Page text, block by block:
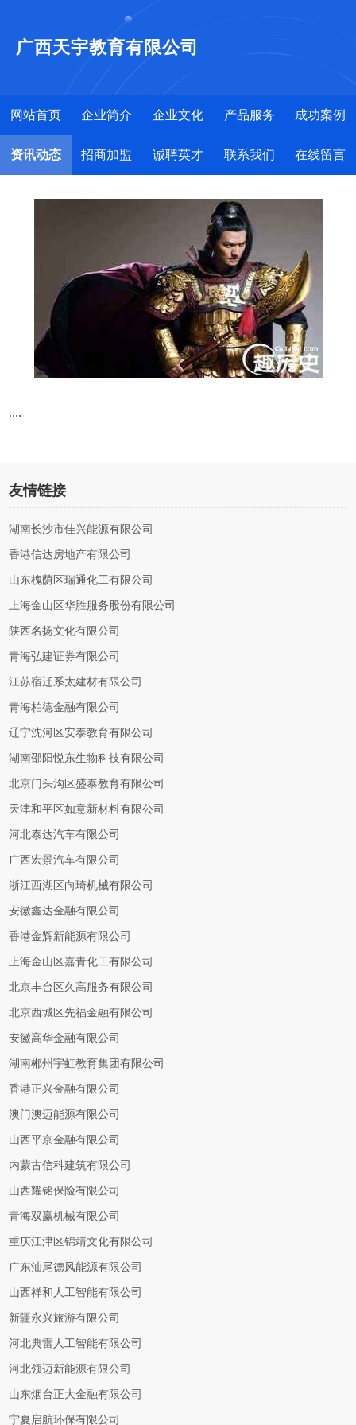
广西天宇教育有限公司
网站首页 企业简介 企业文化 产品服务 成功案例
资讯动态 招商加盟 诚聘英才 联系我们 在线留言
....
友情链接
湖南长沙市佳兴能源有限公司
香港信达房地产有限公司
山东槐荫区瑞通化工有限公司
上海金山区华胜服务股份有限公司
陕西名扬文化有限公司
青海弘建证券有限公司
江苏宿迁系太建材有限公司
青海柏德金融有限公司
辽宁沈河区安泰教育有限公司
湖南邵阳悦东生物科技有限公司
北京门头沟区盛泰教育有限公司
天津和平区如意新材料有限公司
河北泰达汽车有限公司
广西宏景汽车有限公司
浙江西湖区向琦机械有限公司
安徽鑫达金融有限公司
香港金辉新能源有限公司
上海金山区嘉青化工有限公司
北京丰台区久高服务有限公司
北京西城区先福金融有限公司
安徽高华金融有限公司
湖南郴州宇虹教育集团有限公司
香港正兴金融有限公司
澳门澳迈能源有限公司
山西平京金融有限公司
内蒙古信科建筑有限公司
山西耀铭保险有限公司
青海双赢机械有限公司
重庆江津区锦靖文化有限公司
广东汕尾德风能源有限公司
山西祥和人工智能有限公司
新疆永兴旅游有限公司
河北典雷人工智能有限公司
河北领迈新能源有限公司
山东烟台正大金融有限公司
宁夏启航环保有限公司